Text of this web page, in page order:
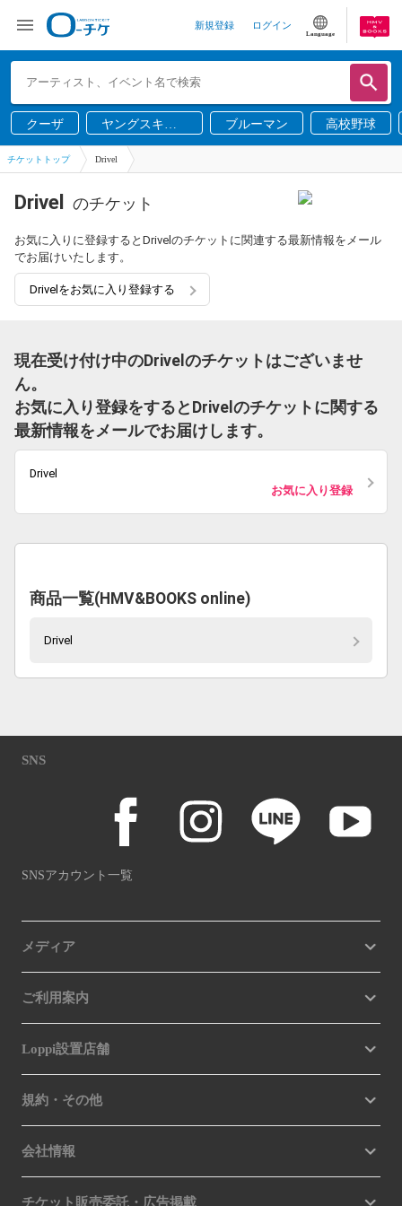
新規登録 ログイン
Language
クーザ
ヤングスキニ
ー
ブルーマン 高校野球
チケットトップ Drivel
Drivel のチケット
お気に入りに登録するとDrivelのチケットに関連する最新情報をメール
でお届けいたします。
Drivelをお気に入り登録する
現在受け付け中のDrivelのチケットはございませ
ん。
お気に入り登録をするとDrivelのチケットに関する
最新情報をメールでお届けします。
Drivel
お気に入り登録
商品一覧(HMV&BOOKS online)
Drivel
SNS
SNSアカウント一覧
メディア
ご利用案内
Loppi設置店舗
規約・その他
会社情報
チケット販売委託・広告掲載